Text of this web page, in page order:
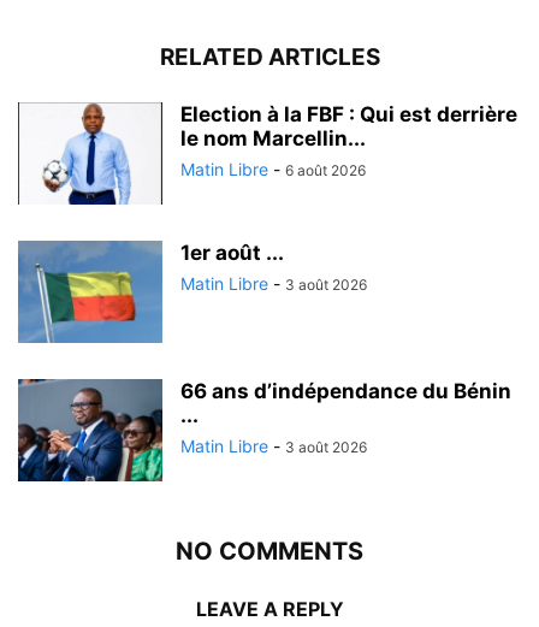
RELATED ARTICLES
Election à la FBF : Qui est derrière
le nom Marcellin...
Matin Libre - 6 août 2026
1er août ...
Matin Libre - 3 août 2026
66 ans d’indépendance du Bénin
...
Matin Libre - 3 août 2026
NO COMMENTS
LEAVE A REPLY